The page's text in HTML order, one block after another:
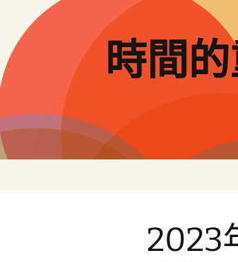
要
內
容
時間
2023